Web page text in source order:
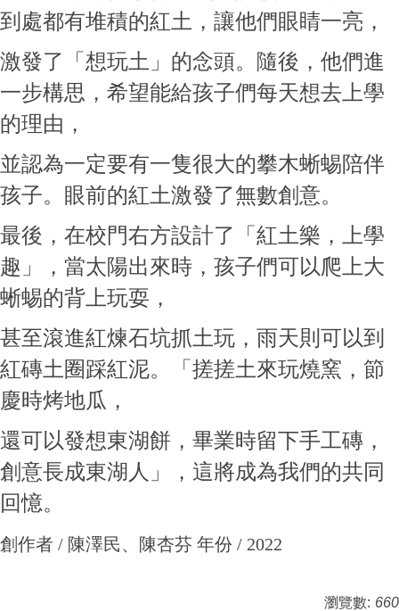
到處都有堆積的紅土，讓他們眼睛一亮，
激發了「想玩土」的念頭。隨後，他們進
一步構思，希望能給孩子們每天想去上學
的理由，
並認為一定要有一隻很大的攀木蜥蜴陪伴
孩子。眼前的紅土激發了無數創意。
最後，在校門右方設計了「紅土樂，上學
趣」，當太陽出來時，孩子們可以爬上大
蜥蜴的背上玩耍，
甚至滾進紅煉石坑抓土玩，雨天則可以到
紅磚土圈踩紅泥。「搓搓土來玩燒窯，節
慶時烤地瓜，
還可以發想東湖餅，畢業時留下手工磚，
創意長成東湖人」，這將成為我們的共同
回憶。
創作者 / 陳澤民、陳杏芬 年份 / 2022
瀏覽數: 660